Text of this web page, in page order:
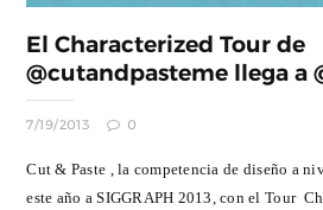
El Characterized Tour de
@cutandpasteme llega a
7/19/2013 0
Cut & Paste , la competencia de diseño a
este año a SIGGRAPH 2013, con el Tour